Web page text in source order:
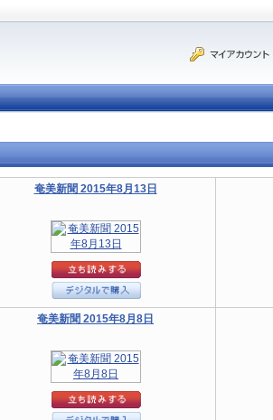
奄美新聞 2015年8月13日
奄美新聞 2015年8月8日